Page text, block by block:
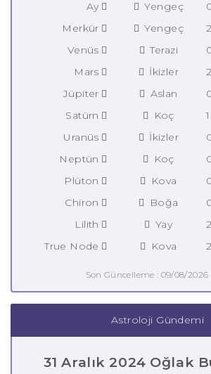
Ay
Yengeç
Merkür
Yengeç
Venüs
Terazi
Mars
İkizler
Jüpiter
Aslan
Satürn
Koç
Uranüs
İkizler
Neptün
Koç
Plüton
Kova
Chiron
Boğa
Lilith
Yay
True Node
Kova
Son Güncelleme : 09/08/2026
Astroloji Gündemi
31 Aralık 2024 Oğlak